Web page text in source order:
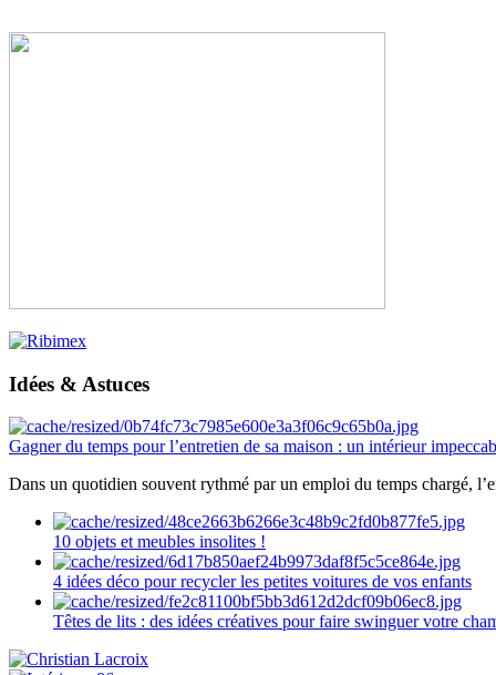
Idées & Astuces
Gagner du temps pour l’entretien de sa maison : un intérieur
Dans un quotidien souvent rythmé par un emploi du temps chargé,
10 objets et meubles insolites !
4 idées déco pour recycler les petites voitures de vos enfants
Têtes de lits : des idées créatives pour faire swinguer votre